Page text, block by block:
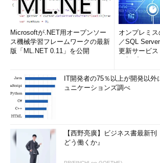
Microsoftが.NET用オープンソー
ス機械学習フレームワークの最新
版「ML.NET 0.11」を公開
オンプレミ
／SQL
更新サービ
IT開発者の75％以上が開発以外
ュニケーションズ調べ
【西野亮廣】ビジネス書最新
どう働くか』